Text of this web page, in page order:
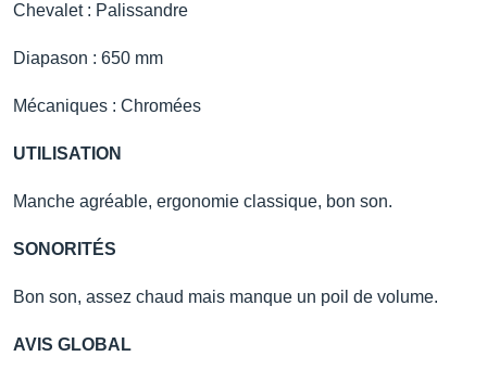
Chevalet : Palissandre
Diapason : 650 mm
Mécaniques : Chromées
UTILISATION
Manche agréable, ergonomie classique, bon son.
SONORITÉS
Bon son, assez chaud mais manque un poil de volume.
AVIS GLOBAL